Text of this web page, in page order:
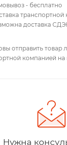
- бесплатно
транспортной
доставка
отправить товар
компанией
Нужна